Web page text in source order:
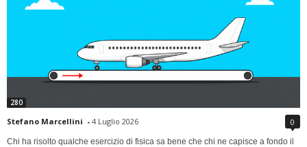
280
Stefano Marcellini - 4 Luglio 2026 0
Chi ha risolto qualche esercizio di fisica sa bene che chi ne capisce a fondo il